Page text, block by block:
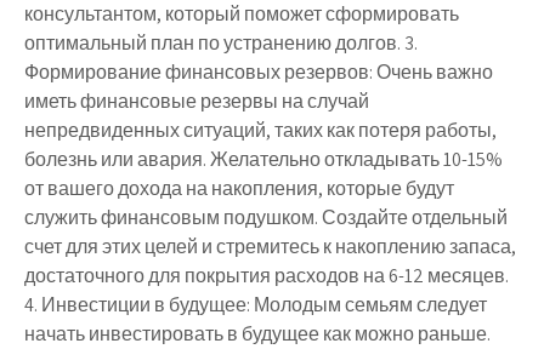
консультантом, который поможет сформировать
оптимальный план по устранению долгов. 3.
Формирование финансовых резервов: Очень важно
иметь финансовые резервы на случай
непредвиденных ситуаций, таких как потеря работы,
болезнь или авария. Желательно откладывать 10-15%
от вашего дохода на накопления, которые будут
служить финансовым подушком. Создайте отдельный
счет для этих целей и стремитесь к накоплению запаса,
достаточного для покрытия расходов на 6-12 месяцев.
4. Инвестиции в будущее: Молодым семьям следует
начать инвестировать в будущее как можно раньше.